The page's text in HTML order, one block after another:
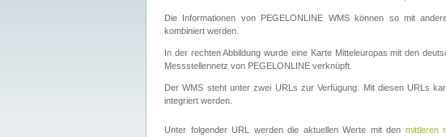
Die Informationen von PEGELONLINE WMS können so mit
kombiniert werden.
In der rechten Abbildung wurde eine Karte Mitteleuropas mit den
Messstellennetz von PEGELONLINE verknüpft.
Der WMS steht unter zwei URLs zur Verfügung. Mit diesen URLs
integriert werden.
Unter folgender URL werden die aktuellen Werte mit den mittleren